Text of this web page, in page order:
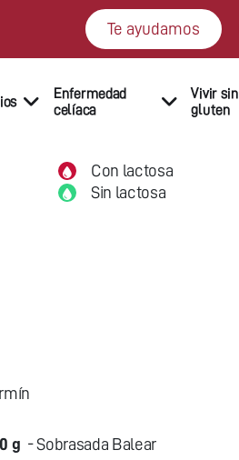
Te ayudamos
Enfermedad
celíaca
Vivir sin
gluten
Con lactosa
Sin lactosa
g - Sobrasada Balear